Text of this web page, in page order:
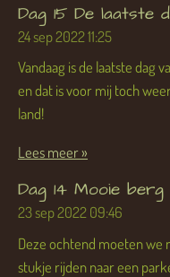
Dag 15 De laatste
24 sep 202211:25
Vandaag is de laatste dag
en dat is voor mij toch
land!
Lees meer »
Dag 14 Mooie berg
23 sep 202209:46
Deze ochtend moeten we
stukje rijden naar een